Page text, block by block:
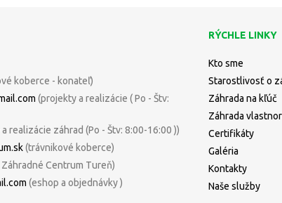
koberce - konateľ)
(projekty a realizácie ( Po - Štv:
realizácie záhrad (Po - Štv: 8:00-16:00 ))
(trávnikové koberce)
Centrum Tureň)
(eshop a objednávky )
RÝCHLE LINKY
Kto sme
Starostlivosť o
Záhrada na kľúč
Záhrada
Certifikáty
Galéria
Kontakty
Naše služby